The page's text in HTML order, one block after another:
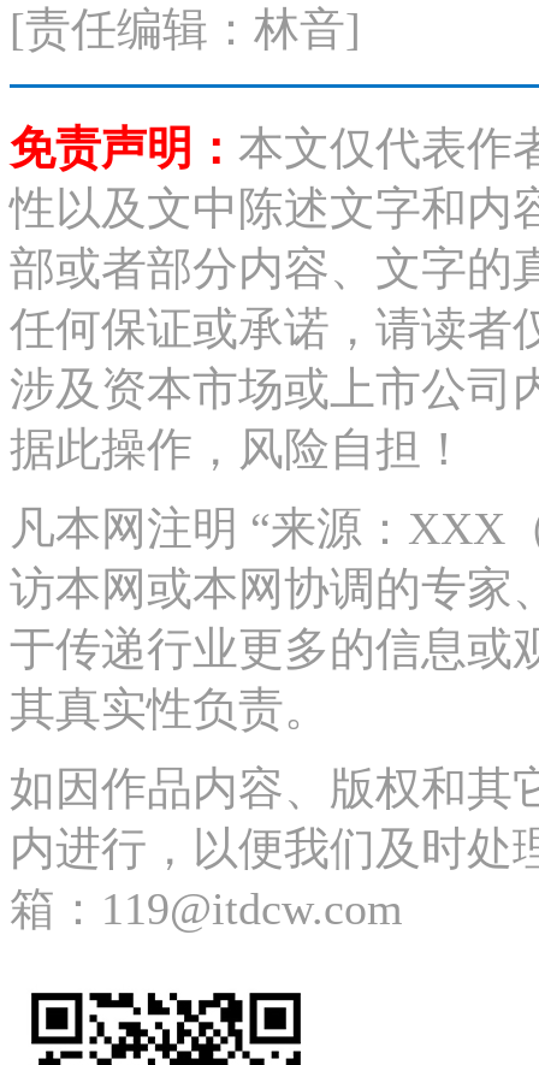
[责任编辑：林音]
免责声明： 本文仅代表作
性以及文中陈述文字和内
部或者部分内容、文字的
任何保证或承诺，请读者
涉及资本市场或上市公司
据此操作，风险自担！
凡本网注明 “来源：XXX
访本网或本网协调的专家
于传递行业更多的信息或
其真实性负责。
如因作品内容、版权和其
内进行，以便我们及时处
箱：119@itdcw.com